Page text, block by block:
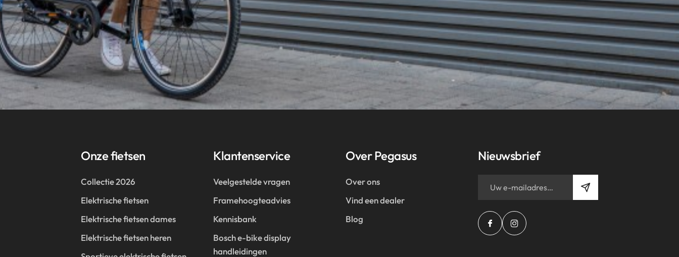
Onze fietsen
Collectie 2026
Elektrische fietsen
Elektrische fietsen dames
Elektrische fietsen heren
Klantenservice
Veelgestelde vragen
Framehoogteadvies
Kennisbank
Bosch e-bike display
handleidingen
Over Pegasus
Over ons
Vind een dealer
Blog
Nieuwsbrief